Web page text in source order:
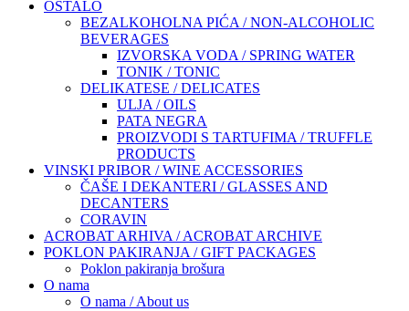
OSTALO
BEZALKOHOLNA PIĆA / NON-ALCOHOLIC
BEVERAGES
IZVORSKA VODA / SPRING WATER
TONIK / TONIC
DELIKATESE / DELICATES
ULJA / OILS
PATA NEGRA
PROIZVODI S TARTUFIMA / TRUFFLE
PRODUCTS
VINSKI PRIBOR / WINE ACCESSORIES
ČAŠE I DEKANTERI / GLASSES AND
DECANTERS
CORAVIN
ACROBAT ARHIVA / ACROBAT ARCHIVE
POKLON PAKIRANJA / GIFT PACKAGES
Poklon pakiranja brošura
O nama
O nama / About us